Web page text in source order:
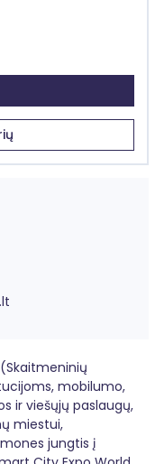
mobilumo,
ir viešųjų paslaugų,
miestui,
jungtis į